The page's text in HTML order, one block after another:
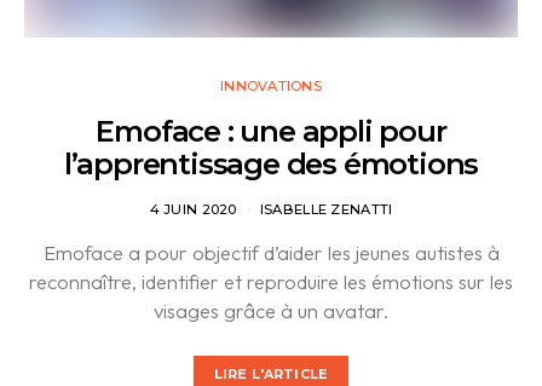
INNOVATIONS
Emoface : une appli pour
l’apprentissage des émotions
4 JUIN 2020 ISABELLE ZENATTI
Emoface a pour objectif d’aider les jeunes autistes à
reconnaître, identifier et reproduire les émotions sur les
visages grâce à un avatar.
LIRE L'ARTICLE